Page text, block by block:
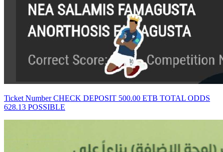
Ticket Number CHECK DEPOSIT 500.00 ETB TOTAL ODDS
628.13 POSSIBLE